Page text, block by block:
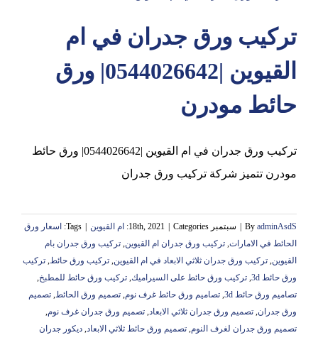
تركيب ورق جدران في ام
القيوين |0544026642| ورق
حائط مودرن
تركيب ورق جدران في ام القيوين |0544026642| ورق حائط
مودرن تتميز شركة تركيب ورق جدران
By adminAsdS سبتمبر 18th, 2021 Categories: ام القيوين Tags:
اسعار ورق
الحائط في الامارات, تركيب ورق جدران ام القيوين, تركيب ورق جدران بام
القيوين, تركيب ورق جدران ثلاثي الابعاد في ام القيوين, تركيب ورق حائط, تركيب
ورق حائط 3d
, تركيب ورق حائط على السيراميك, تركيب ورق حائط للمطبخ,
تصاميم ورق حائط 3d
, تصاميم ورق حائط غرف نوم, تصميم ورق الحائط, تصميم
ورق جدران, تصميم ورق جدران ثلاثي الابعاد, تصميم ورق جدران غرف نوم,
تصميم ورق جدران لغرف النوم, تصميم ورق حائط ثلاثي الابعاد, ديكور جدران